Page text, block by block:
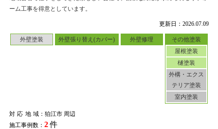
更新日：2026.07.09
外壁塗装 外壁張り替え(カバー) 外壁修理
その他塗装
屋根塗装
樋塗装
外構・エクス
テリア塗装
室内塗装
対応地域：狛江市 周辺
施工事例数： 2件
ーム工事を得意としています。